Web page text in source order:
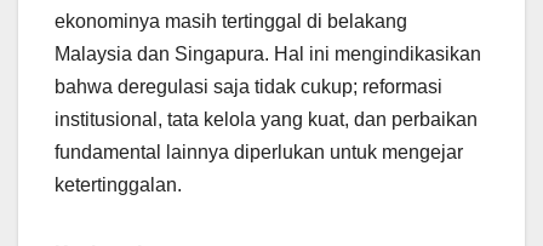
ekonominya masih tertinggal di belakang
Malaysia dan Singapura. Hal ini mengindikasikan
bahwa deregulasi saja tidak cukup; reformasi
institusional, tata kelola yang kuat, dan perbaikan
fundamental lainnya diperlukan untuk mengejar
ketertinggalan.